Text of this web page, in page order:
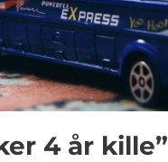
4 år kille”